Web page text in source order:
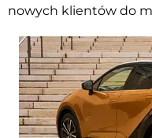
nowych klientów do